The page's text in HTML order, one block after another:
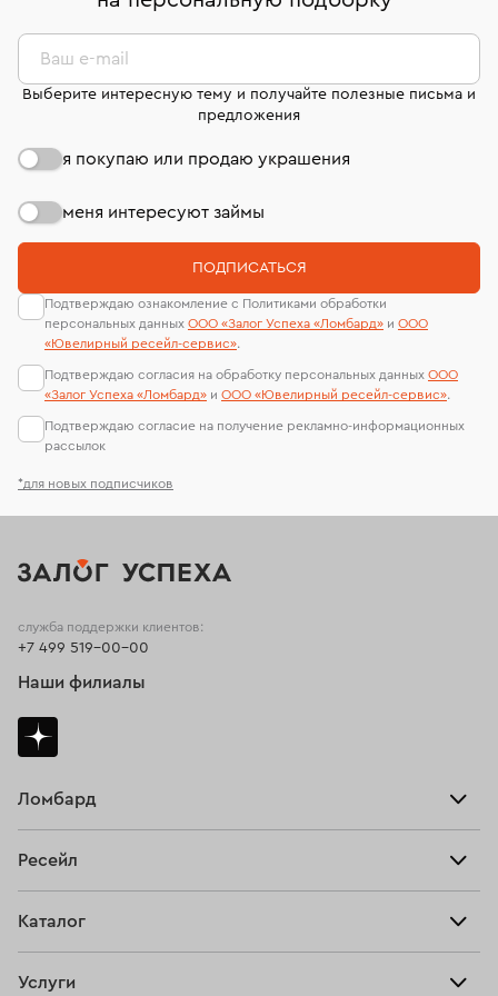
дней на возврат. Детальные условия возврата
комиссионных украшений и часов смотрите на
странице«Возврат украшений»
сертификаты МГУ и других геммологических
лабораторий
*для новых подписчиков
Ваш e-mail
Выберите интересную тему и получайте полезные письма и
предложения
я покупаю или продаю украшения
меня интересуют займы
ПОДПИСАТЬСЯ
Подтверждаю ознакомление с Политиками обработки
персональных данных ООО «Залог Успеха «Ломбард» и ООО
«Ювелирный ресейл-сервиc».
Подтверждаю согласия на обработку персональных данных ООО
«Залог Успеха «Ломбард» и ООО «Ювелирный ресейл-сервиc».
Подтверждаю согласие на получение рекламно-информационных
рассылок
Ломбард
Тарифы
Ресейл
Купить
Каталог
Услуги
служба поддержки клиентов:
+7 499 519-00-00
Наши филиалы